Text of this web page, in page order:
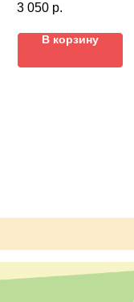
- фонтан из 12 шаров'
3 050 р.
В корзину